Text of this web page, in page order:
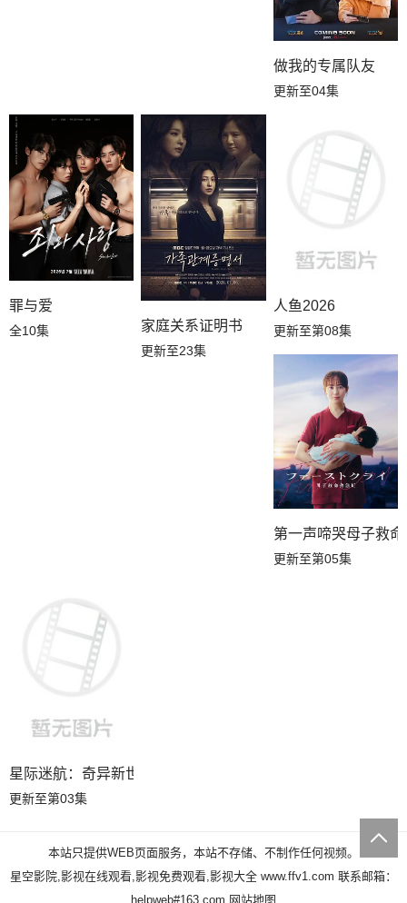
做我的专属队友
更新至04集
罪与爱
全10集 家庭关系证明书
更新至23集
人鱼2026
更新至第08集
第一声啼哭母子救
更新至第05集
星际迷航：奇异新世界第四季
更新至第03集
本站只提供WEB页面服务，本站不存储、不制作任何视频。
星空影院,影视在线观看,影视免费观看,影视大全 www.ffv1.com 联系邮箱：
helpweb#163.com 网站地图